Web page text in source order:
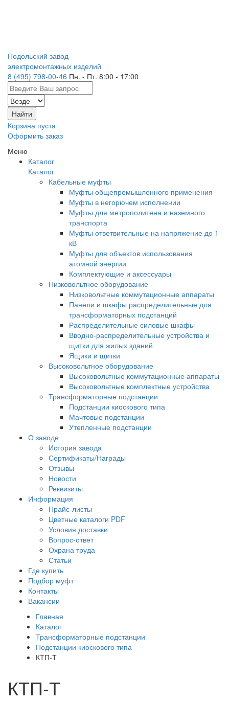
Подольский завод
электромонтажных изделий
8 (495) 798-00-46 Пн. - Пт. 8:00 - 17:00
Корзина пуста
Оформить заказ
Меню
Каталог
Каталог
Кабельные муфты
Муфты общепромышленного применения
Муфты в негорючем исполнении
Муфты для метрополитена и наземного
транспорта
Муфты ответвительные на напряжение до 1
кВ
Муфты для объектов использования
атомной энергии
Комплектующие и аксессуары
Низковольтное оборудование
Низковольтные коммутационные аппараты
Панели и шкафы распределительные для
трансформаторных подстанций
Распределительные силовые шкафы
Вводно-распределительные устройства и
щитки для жилых зданий
Ящики и щитки
Высоковольтное оборудование
Высоковольтные коммутационные аппараты
Высоковольтные комплектные устройства
Трансформаторные подстанции
Подстанции киоскового типа
Мачтовые подстанции
Утепленные подстанции
О заводе
История завода
Сертификаты/Награды
Отзывы
Новости
Реквизиты
Информация
Прайс-листы
Цветные каталоги PDF
Условия доставки
Вопрос-ответ
Охрана труда
Статьи
Где купить
Подбор муфт
Контакты
Вакансии
Главная
Каталог
Трансформаторные подстанции
Подстанции киоскового типа
КТП-Т
КТП-Т